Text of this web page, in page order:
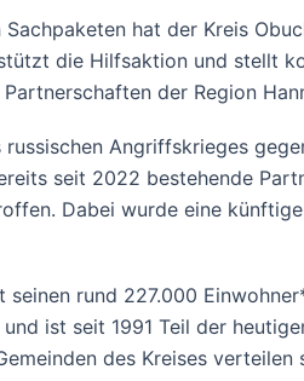
Sachpaketen hat der Kreis
die Hilfsaktion und stellt
Partnerschaften der Region
russischen Angriffskrieges
seit 2022 bestehende
Dabei wurde eine
seinen rund 227.000
ist seit 1991 Teil der
des Kreises